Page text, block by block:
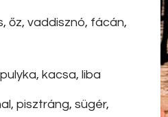
őz, vaddisznó, fácán,
kacsa, liba
pisztráng, sügér,